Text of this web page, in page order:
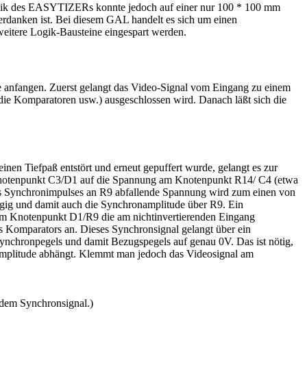
des EASYTIZERs konnte jedoch auf einer nur 100 * 100 mm
ist. Bei diesem GAL handelt es sich um einen
Logik-Bausteine eingespart werden.
Zuerst gelangt das Video-Signal vom Eingang zu einem
Komparatoren usw.) ausgeschlossen wird. Danach läßt sich die
Tiefpaß entstört und erneut gepuffert wurde, gelangt es zur
C3/D1 auf die Spannung am Knotenpunkt R14/ C4 (etwa
an R9 abfallende Spannung wird zum einen von
und damit auch die Synchronamplitude über R9. Ein
Knotenpunkt D1/R9 die am nichtinvertierenden Eingang
an. Dieses Synchronsignal gelangt über ein
und damit Bezugspegels auf genau 0V. Das ist nötig,
abhängt. Klemmt man jedoch das Videosignal am
Synchronsignal.)